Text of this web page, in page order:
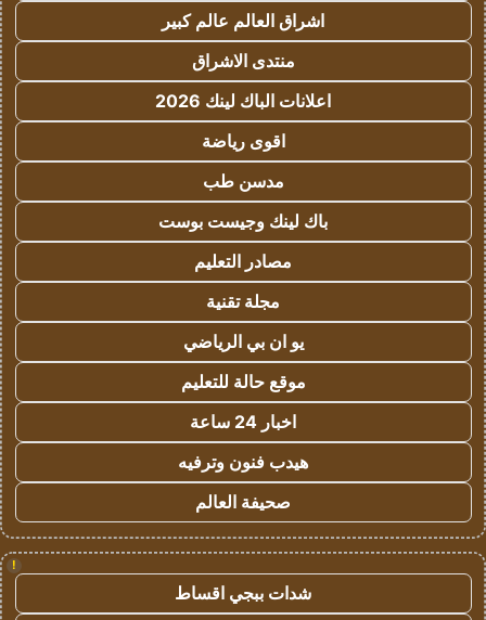
اشراق العالم عالم كبير
منتدى الاشراق
اعلانات الباك لينك 2026
اقوى رياضة
مدسن طب
باك لينك وجيست بوست
مصادر التعليم
مجلة تقنية
يو ان بي الرياضي
موقع حالة للتعليم
اخبار 24 ساعة
هيدب فنون وترفيه
صحيفة العالم
!
شدات ببجي اقساط